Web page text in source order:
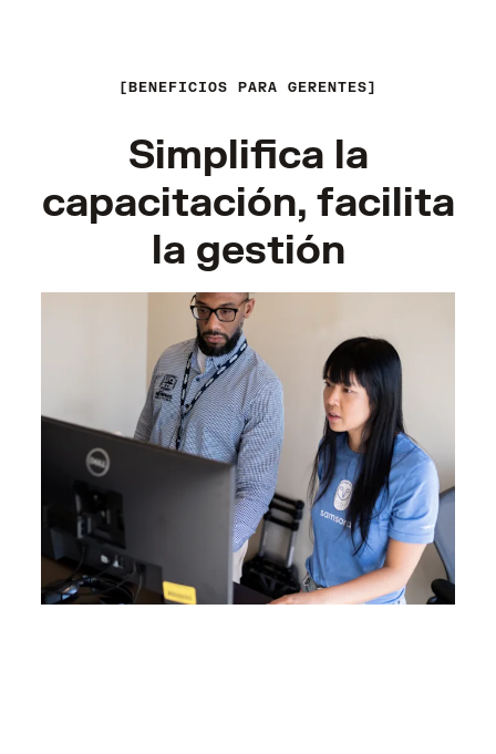
BENEFICIOS PARA GERENTES
Simplifica la
capacitación, facilita
la gestión